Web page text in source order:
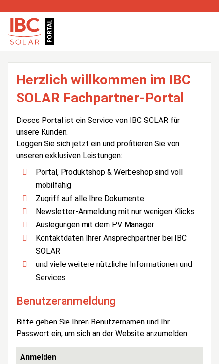
Herzlich willkommen im IBC
SOLAR Fachpartner-Portal
Dieses Portal ist ein Service von IBC SOLAR für
unsere Kunden.
Loggen Sie sich jetzt ein und profitieren Sie von
unseren exklusiven Leistungen:
Portal, Produktshop & Werbeshop sind voll
mobilfähig
Zugriff auf alle Ihre Dokumente
Newsletter-Anmeldung mit nur wenigen Klicks
Auslegungen mit dem PV Manager
Kontaktdaten Ihrer Ansprechpartner bei IBC
SOLAR
und viele weitere nützliche Informationen und
Services
Benutzeranmeldung
Bitte geben Sie Ihren Benutzernamen und Ihr
Passwort ein, um sich an der Website anzumelden.
Anmelden